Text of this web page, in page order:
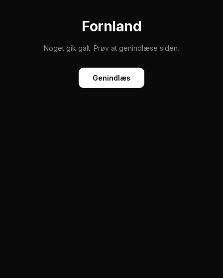
Fornland
Noget gik galt. Prøv at genindlæse siden.
Genindlæs